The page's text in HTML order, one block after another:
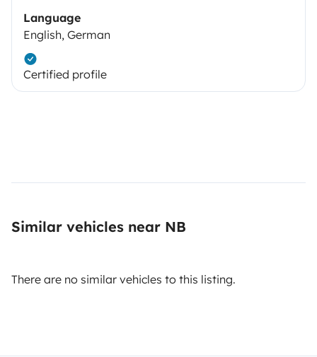
Language
English, German
Certified profile
Similar vehicles near NB
There are no similar vehicles to this listing.